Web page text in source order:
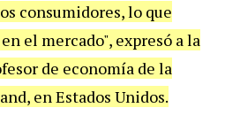
consumidores, lo que
el mercado", expresó a la
de economía de la
en Estados Unidos.